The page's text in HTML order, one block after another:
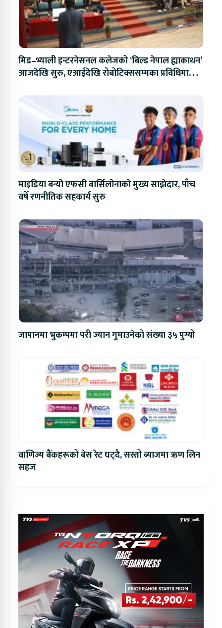
मिड–भ्याली इन्टरनेसनल कलेजको ‘बिल्ड नेपाल ह्याकाथन’
आजदेखि सुरु, एआईदेखि रोबोटिक्ससम्मका प्रविधिमा
माइडिया बन्यो एफसी बार्सिलोनाको मुख्य साझेदार, पाँच
वर्षे रणनीतिक सहकार्य सुरु
जापानमा भुकम्पमा परी ज्यान गुमाउनेको संख्या ३५ पुग्यो
वाणिज्य बैंकहरूको बेस रेट घट्दै, सस्तो ब्याजमा ऋण लिन
सहज